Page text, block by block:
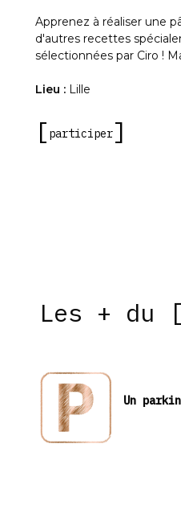
Apprenez à réaliser une
d'autres recettes
sélectionnées par Ciro !
Lieu : Lille
participer
Les + du
Un